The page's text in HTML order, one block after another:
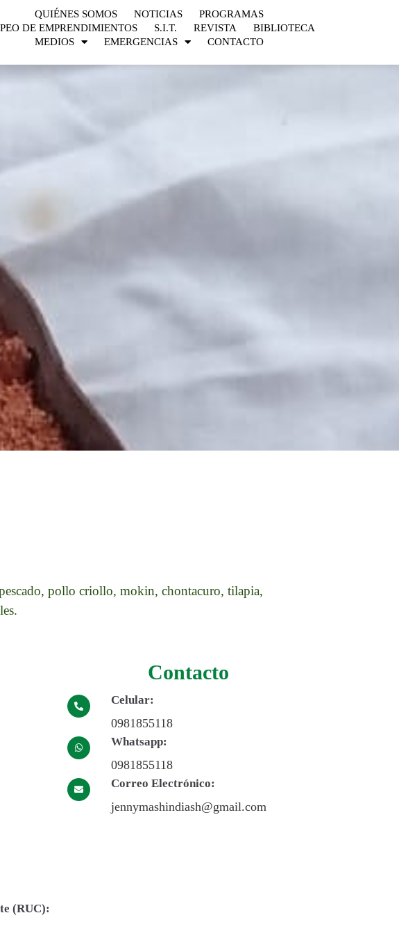
QUIÉNES SOMOS NOTICIAS
PROGRAMAS
DE EMPRENDIMIENTOS
S.I.T. REVISTA
BIBLIOTECA
MEDIOS
EMERGENCIAS CONTACTO
pollo criollo, mokin, chontacuro, tilapia,
(RUC):
Contacto
Celular:
0981855118
Whatsapp:
0981855118
Correo Electrónico:
jennymashindiash@gmail.com